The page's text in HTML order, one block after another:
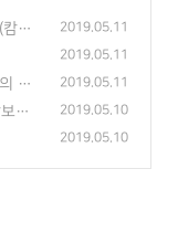
보
2019.05.11
2019.05.11
열
2019.05.11
디
2019.05.10
2019.05.10